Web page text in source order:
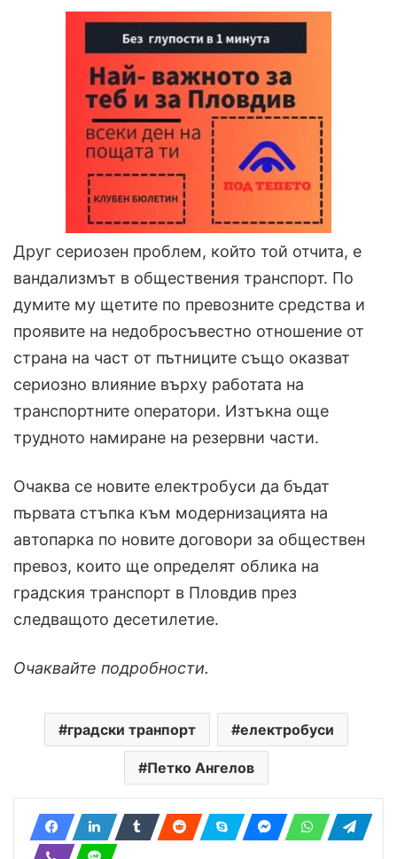
Друг сериозен проблем, който той отчита, е
вандализмът в обществения транспорт. По
думите му щетите по превозните средства и
проявите на недобросъвестно отношение от
страна на част от пътниците също оказват
сериозно влияние върху работата на
транспортните оператори. Изтъкна още
трудното намиране на резервни части.
Очаква се новите електробуси да бъдат
първата стъпка към модернизацията на
автопарка по новите договори за обществен
превоз, които ще определят облика на
градския транспорт в Пловдив през
следващото десетилетие.
Очаквайте подробности.
градски транпорт електробуси
Петко Ангелов